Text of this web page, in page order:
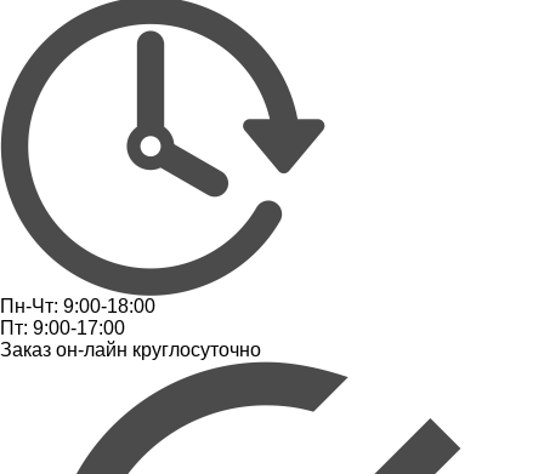
Пн-Чт: 9:00-18:00
Пт: 9:00-17:00
Заказ он-лайн круглосуточно